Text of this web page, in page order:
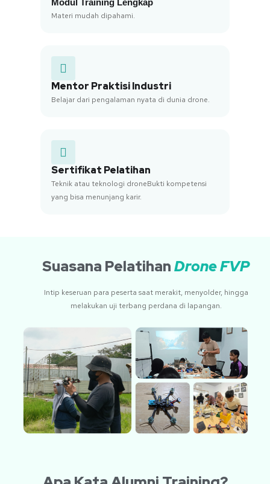
Modul Training Lengkap
Materi mudah dipahami.
Mentor Praktisi Industri
Belajar dari pengalaman nyata di dunia drone.
Sertifikat Pelatihan
Teknik atau teknologi droneBukti kompetensi
yang bisa menunjang karir.
Suasana PelatihanDrone FVP
Intip keseruan para peserta saat merakit, menyolder, hingga
melakukan uji terbang perdana di lapangan.